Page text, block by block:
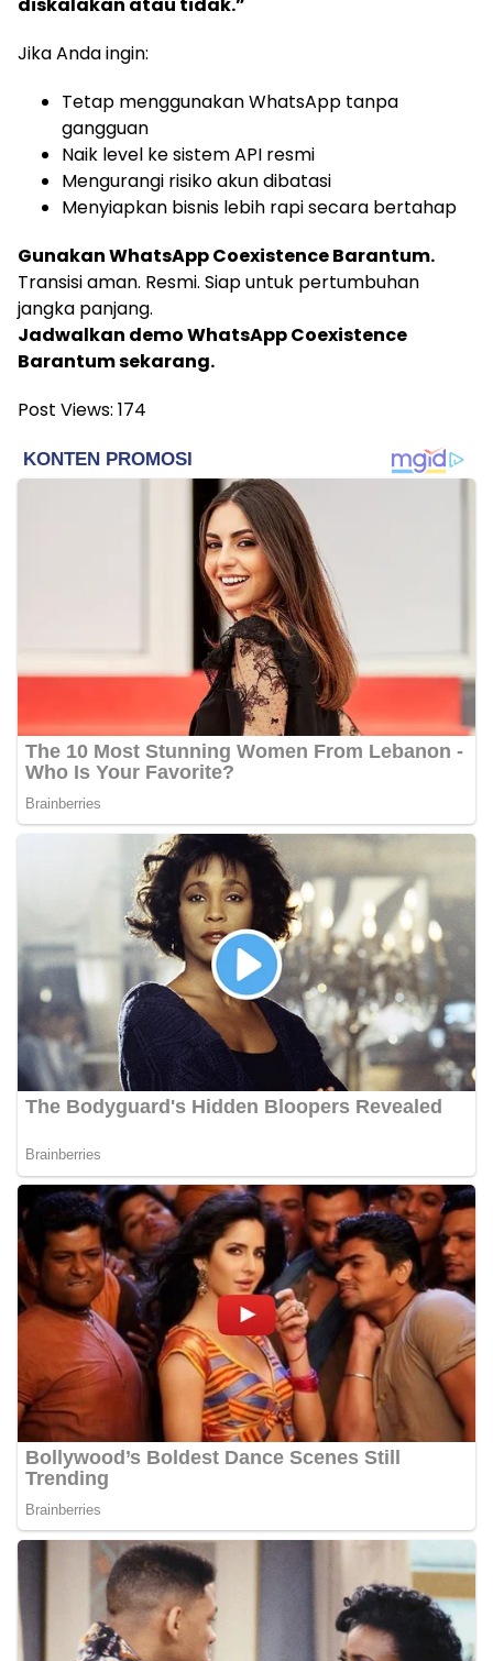
Jika Anda ingin:
Tetap menggunakan WhatsApp tanpa
gangguan
Naik level ke sistem API resmi
Mengurangi risiko akun dibatasi
Menyiapkan bisnis lebih rapi secara bertahap
Gunakan WhatsApp Coexistence Barantum.
Transisi aman. Resmi. Siap untuk pertumbuhan
jangka panjang.
Jadwalkan demo WhatsApp Coexistence
Barantum sekarang.
Post Views: 174